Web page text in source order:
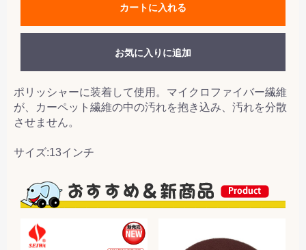
カートに入れる
お気に入りに追加
ポリッシャーに装着して使用。マイクロファイバー繊維
が、カーペット繊維の中の汚れを抱き込み、汚れを分散
させません。
サイズ:13インチ